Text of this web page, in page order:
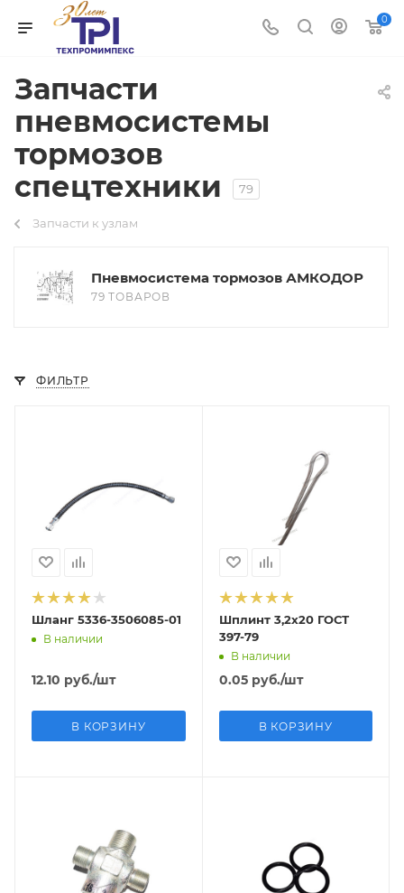
0
Запчасти
пневмосистемы
тормозов
спецтехники
79
Запчасти к узлам
Пневмосистема тормозов АМКОДОР
79 ТОВАРОВ
ФИЛЬТР
Шланг 5336-3506085-01
В наличии
12.10 руб./шт
В КОРЗИНУ
Шплинт 3,2х20 ГОСТ
397-79
В наличии
0.05руб./шт
В КОРЗИНУ